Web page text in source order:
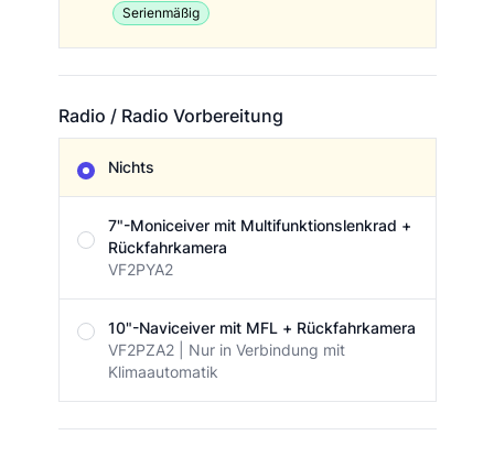
Serienmäßig
Radio / Radio Vorbereitung
Nichts
7"-Moniceiver mit Multifunktionslenkrad +
Rückfahrkamera
VF2PYA2
10"-Naviceiver mit MFL + Rückfahrkamera
VF2PZA2 | Nur in Verbindung mit
Klimaautomatik